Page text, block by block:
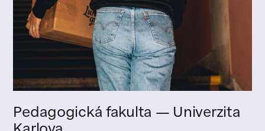
Pedagogická fakulta — Univerzita